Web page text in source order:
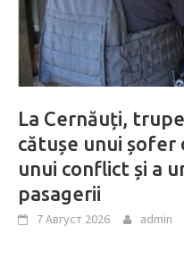
La Cernăuți,
cătușe unui șofer
unui conflict și a
pasagerii
7 Август 2026 admin